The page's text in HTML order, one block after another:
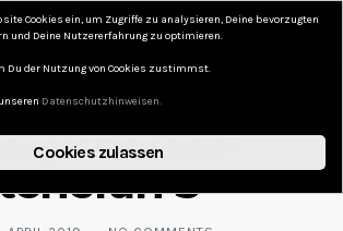
DAS KURZE LEBEN
3
Cookies ein, um Zugriffe zu analysieren, Deine bevorzugten
und Deine Nutzererfahrung zu optimieren.
Du der Nutzung von Cookies zustimmst.
Datenschutzhinweisen.
Cookies zulassen